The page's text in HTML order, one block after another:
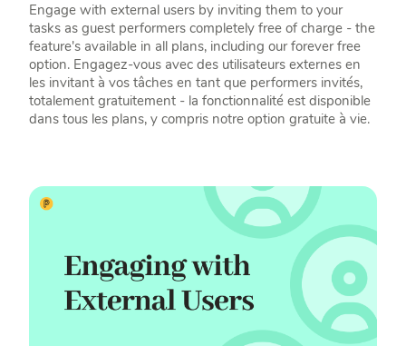
Engage with external users by inviting them to your
tasks as guest performers completely free of charge - the
feature's available in all plans, including our forever free
option. Engagez-vous avec des utilisateurs externes en
les invitant à vos tâches en tant que performers invités,
totalement gratuitement - la fonctionnalité est disponible
dans tous les plans, y compris notre option gratuite à vie.